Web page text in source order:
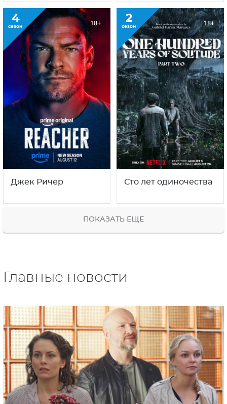
4
сезон 18+
Джек Ричер
2
сезон 18+
Сто лет одиночества
ПОКАЗАТЬ ЕЩЕ
Главные новости